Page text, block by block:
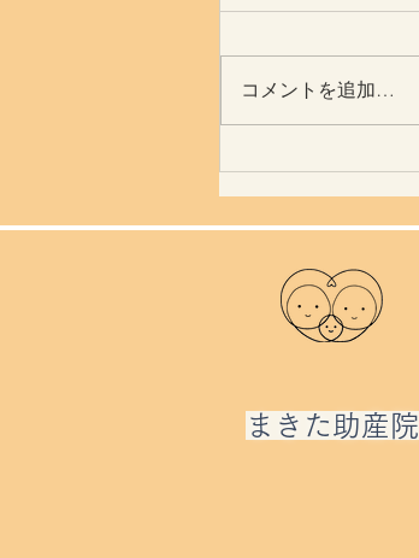
夏ですね
コメントを追加…
​まきた助産院